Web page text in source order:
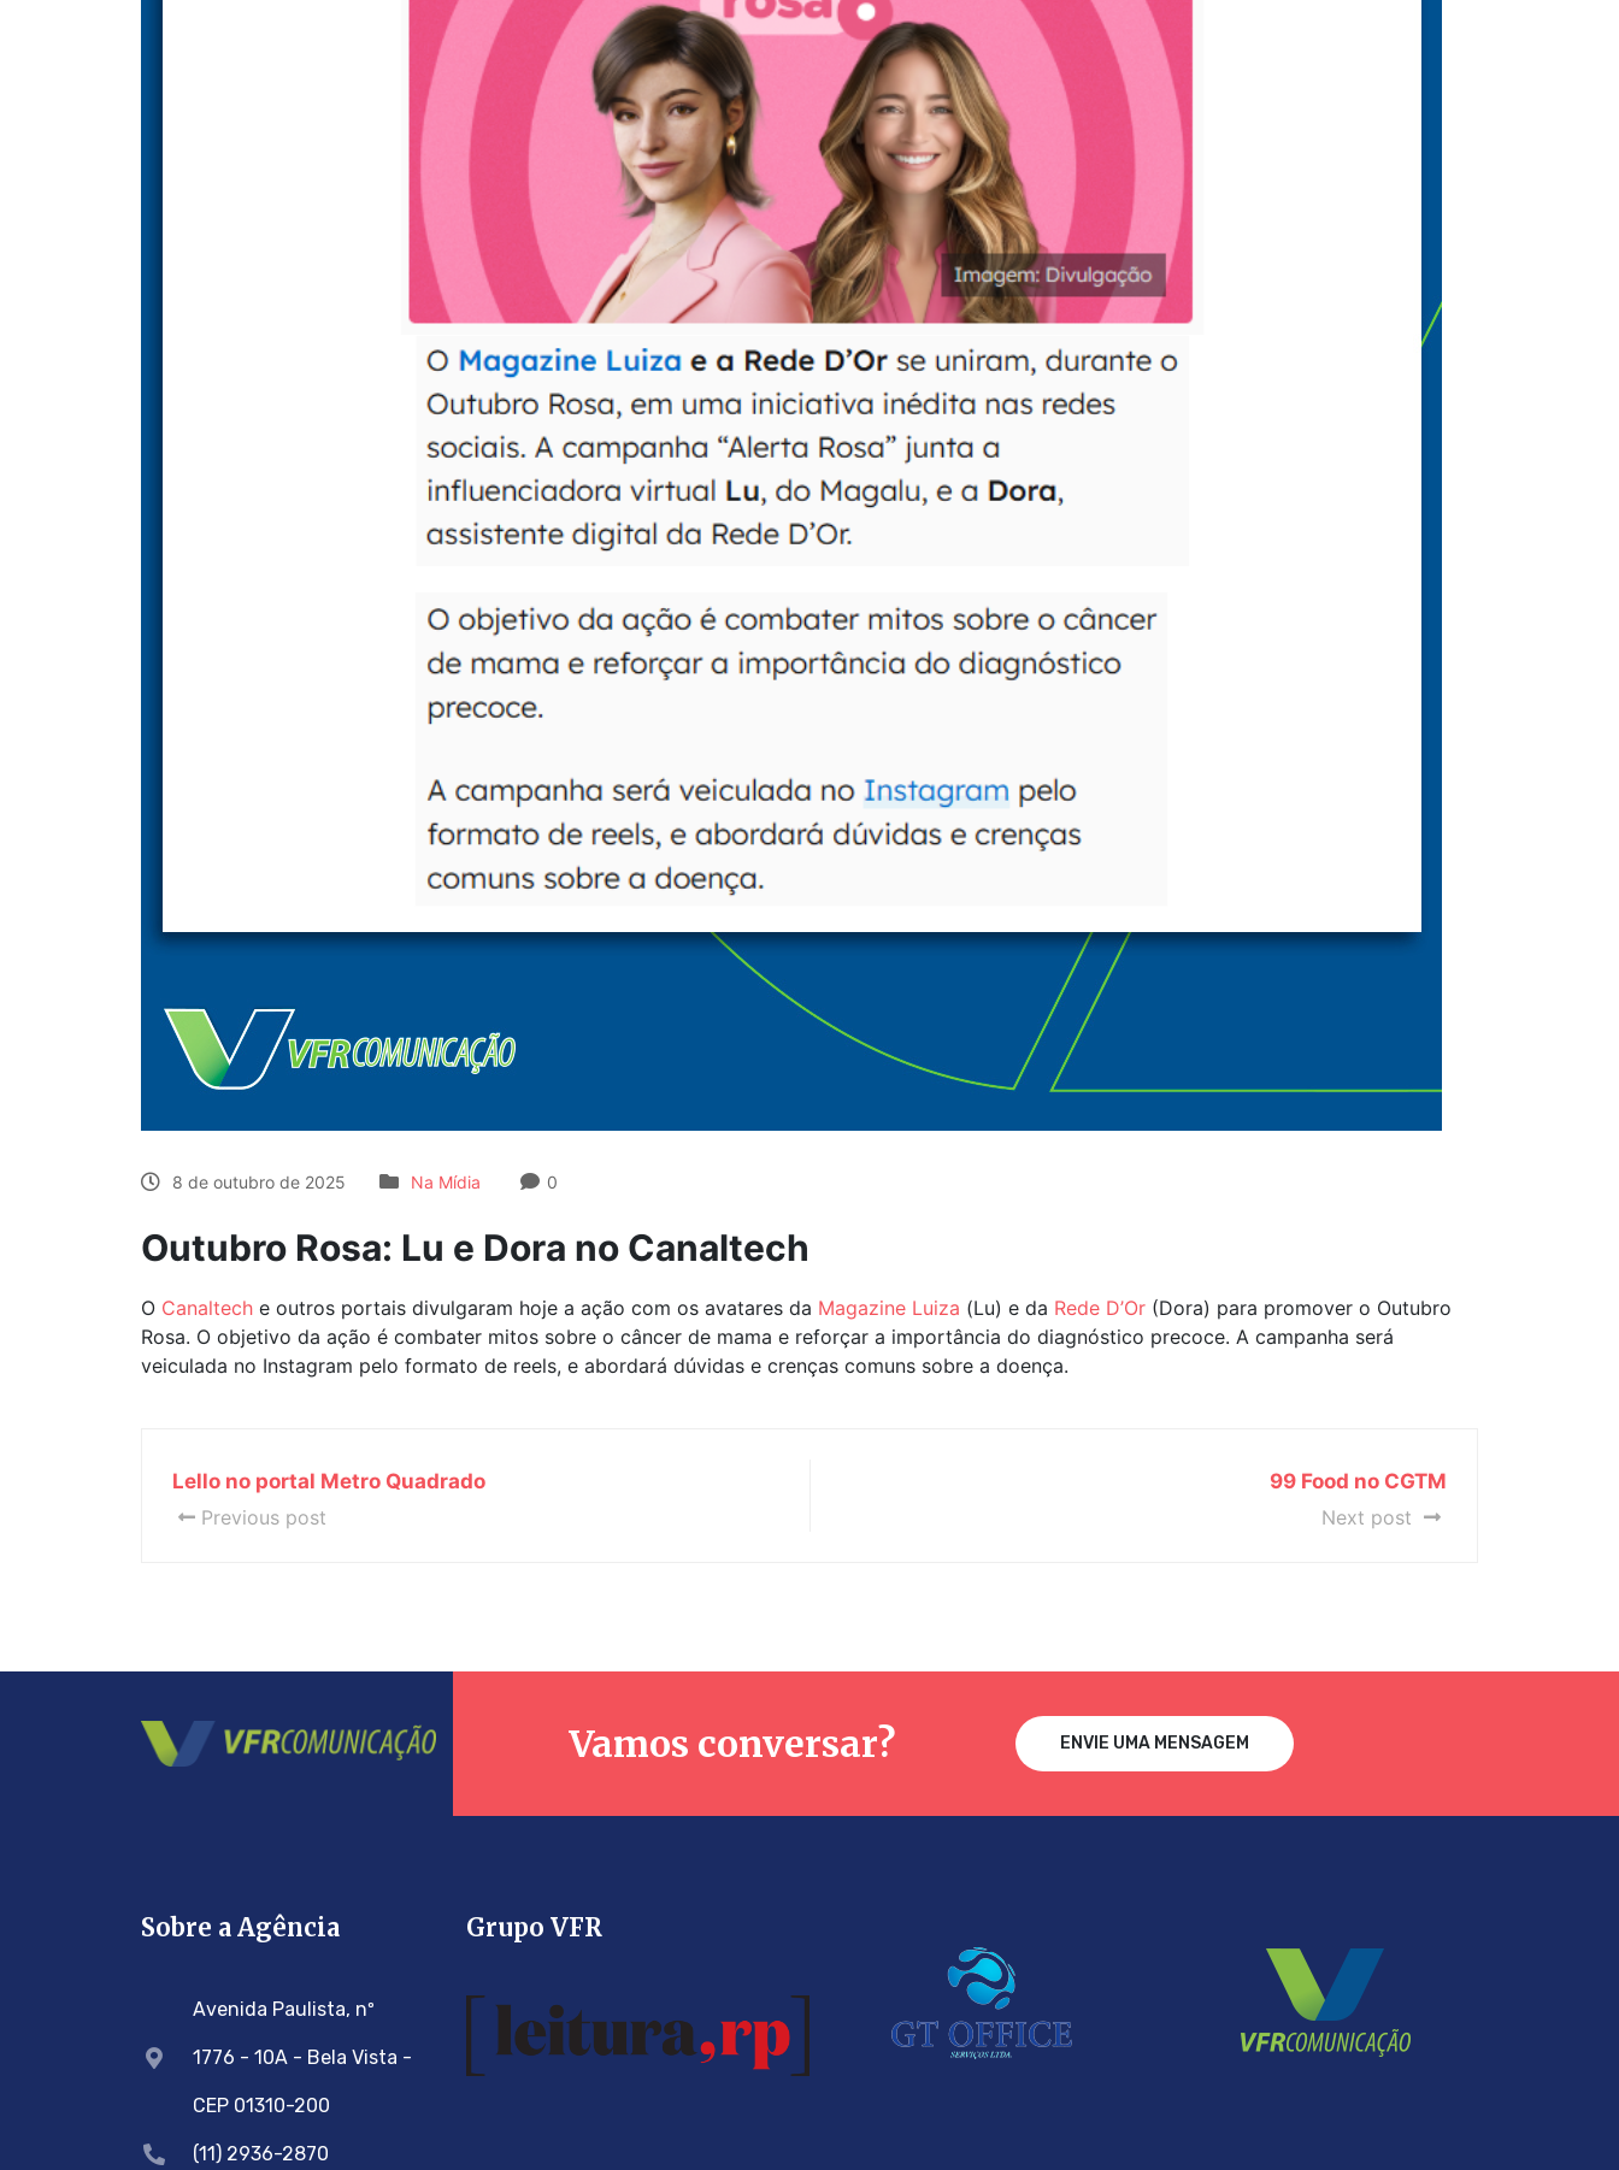
8 de outubro de 2025 Na Mídia 0
Outubro Rosa: Lu e Dora no Canaltech
O Canaltech e outros portais divulgaram hoje a ação com os avatares da Magazine Luiza (Lu) e da Rede D’Or (Dora) para promover o Outubro
Rosa. O objetivo da ação é combater mitos sobre o câncer de mama e reforçar a importância do diagnóstico precoce. A campanha será
veiculada no Instagram pelo formato de reels, e abordará dúvidas e crenças comuns sobre a doença.
Lello no portal Metro Quadrado
Previous post
99 Food no CGTM
Next post
Vamos conversar? ENVIE UMA MENSAGEM
Sobre a Agência
Avenida Paulista, nº
1776 - 10A - Bela Vista -
CEP 01310-200
(11) 2936-2870
Grupo VFR